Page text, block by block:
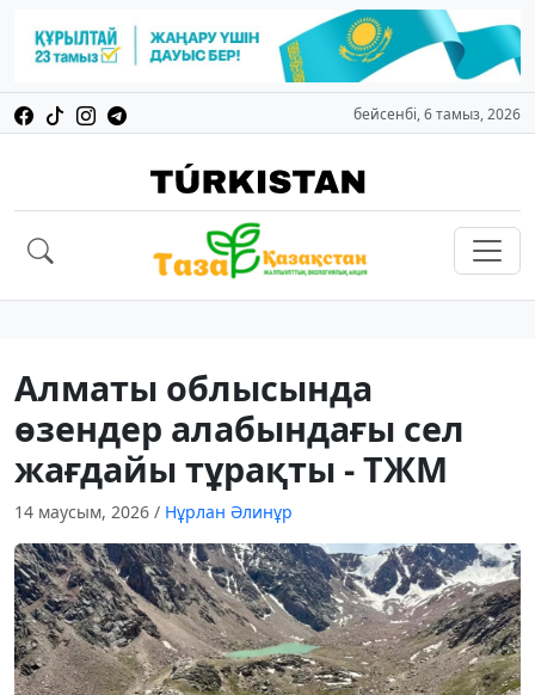
бейсенбі, 6 тамыз, 2026
Алматы облысында
өзендер алабындағы сел
жағдайы тұрақты - ТЖМ
14 маусым, 2026 / Нұрлан Әлинұр